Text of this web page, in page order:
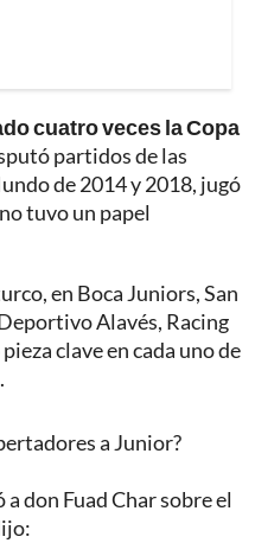
cuatro veces la Copa
partidos de las
de 2014 y 2018, jugó
tuvo un papel
en Boca Juniors, San
Alavés, Racing
clave en cada uno de
a Junior?
don Fuad Char sobre el